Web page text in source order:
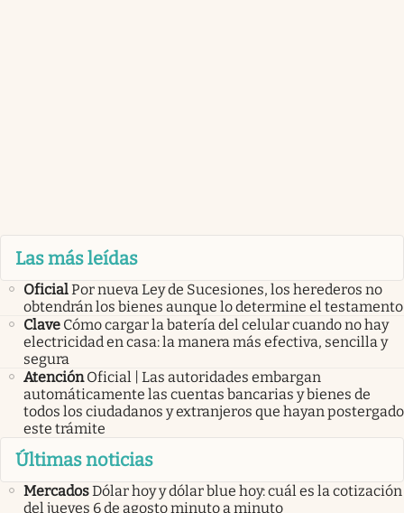
Las más leídas
OficialPor nueva Ley de Sucesiones, los herederos no
obtendrán los bienes aunque lo determine el testamento
Clave Cómo cargar la batería del celular cuando no hay
electricidad en casa: la manera más efectiva, sencilla y
segura
Atención Oficial | Las autoridades embargan
automáticamente las cuentas bancarias y bienes de
todos los ciudadanos y extranjeros que hayan postergado
este trámite
Últimas noticias
MercadosDólar hoy y dólar blue hoy: cuál es la cotización
del jueves 6 de agosto minuto a minuto